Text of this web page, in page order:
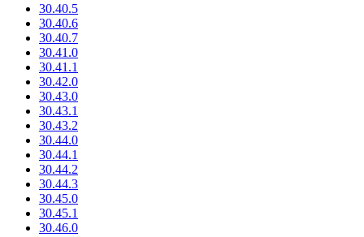
30.40.5
30.40.6
30.40.7
30.41.0
30.41.1
30.42.0
30.43.0
30.43.1
30.43.2
30.44.0
30.44.1
30.44.2
30.44.3
30.45.0
30.45.1
30.46.0